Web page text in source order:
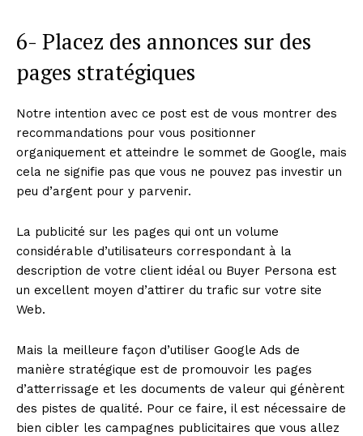
6- Placez des annonces sur des
pages stratégiques
Notre intention avec ce post est de vous montrer des
recommandations pour vous positionner
organiquement et atteindre le sommet de Google, mais
cela ne signifie pas que vous ne pouvez pas investir un
peu d’argent pour y parvenir.
La publicité sur les pages qui ont un volume
considérable d’utilisateurs correspondant à la
description de votre client idéal ou Buyer Persona est
un excellent moyen d’attirer du trafic sur votre site
Web.
Mais la meilleure façon d’utiliser Google Ads de
manière stratégique est de promouvoir les pages
d’atterrissage et les documents de valeur qui génèrent
des pistes de qualité. Pour ce faire, il est nécessaire de
bien cibler les campagnes publicitaires que vous allez